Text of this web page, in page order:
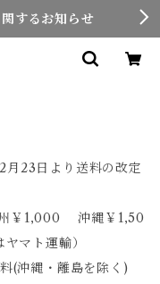
するお知らせ
月23日より送料の改定
￥1,000 沖縄￥1,50
ヤマト運輸）
(沖縄・離島を除く)